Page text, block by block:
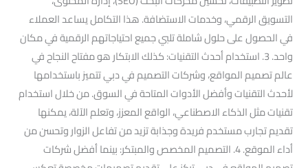
التسويق الرقمي، وخدمات الاستضافة. هذا التكامل يساعد العملاء
في الحصول على حلول شاملة تلبي جميع احتياجاتهم الرقمية في مكان
واحد. 3. استخدام أحدث التقنيات: كذلك الابتكار هو مفتاح النجاح في
عالم تصميم المواقع، وشركات التصميم في دبي تتميز باستخدامها
لأحدث التقنيات وأفضل الأدوات المتاحة في السوق. من خلال استخدام
تقنيات مثل الذكاء الاصطناعي، الواقع المعزز، وتعلم الآلة، يمكنها
تقديم تجارب مستخدم فريدة وجذابة تزيد من تفاعل الزوار وتحسن من
أداء الموقع. 4. التصميم المخصص والمبتكر: بينما أفضل شركات